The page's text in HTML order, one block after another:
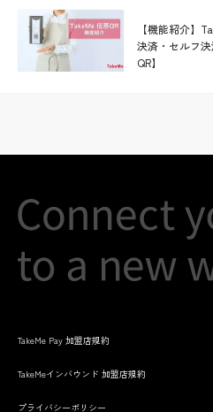
【機能紹介】
決済・セルフ
QR】
TakeMe Pay 加盟店規約
TakeMeインバウンド 加盟店規約
プライバシーポリシー